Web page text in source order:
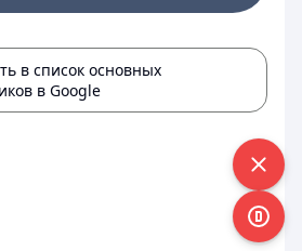
в список основных
в Google